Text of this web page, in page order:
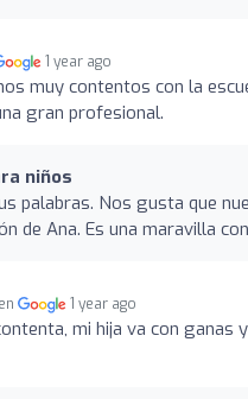
1 year ago
muy contentos con la
gran profesional.
niños
palabras. Nos gusta que
de Ana. Es una maravilla
1 year ago
mi hija va con ganas